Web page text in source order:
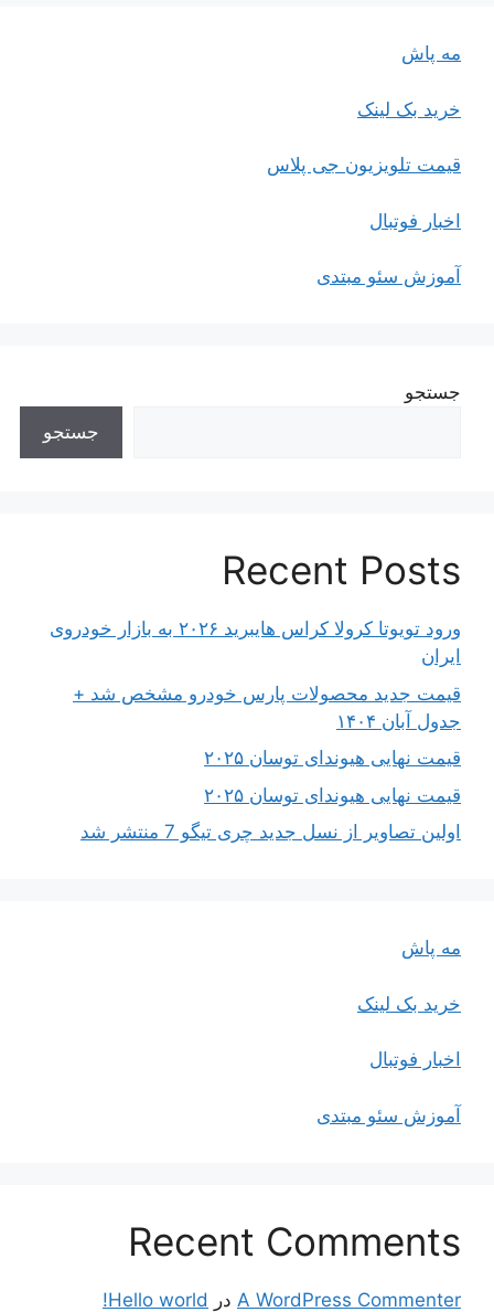
مه پاش
خرید بک لینک
قیمت تلویزیون جی پلاس
اخبار فوتبال
آموزش سئو مبتدی
جستجو
جستجو
Recent Posts
ورود تویوتا کرولا کراس هایبرید ۲۰۲۶ به بازار خودروی
ایران
قیمت جدید محصولات پارس خودرو مشخص شد +
جدول آبان ۱۴۰۴
قیمت نهایی هیوندای توسان ۲۰۲۵
قیمت نهایی هیوندای توسان ۲۰۲۵
اولین تصاویر از نسل جدید چری تیگو 7 منتشر شد
مه پاش
خرید بک لینک
اخبار فوتبال
آموزش سئو مبتدی
Recent Comments
A WordPress Commenter در Hello world!